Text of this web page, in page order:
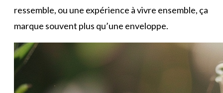
ressemble, ou une expérience à vivre ensemble, ça
marque souvent plus qu’une enveloppe.